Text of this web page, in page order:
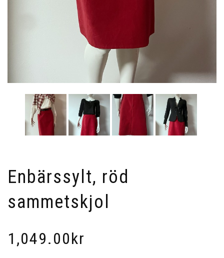
Enbärssylt, röd
sammetskjol
1,049.00kr